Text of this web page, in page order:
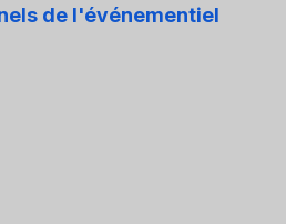
de l'événementiel